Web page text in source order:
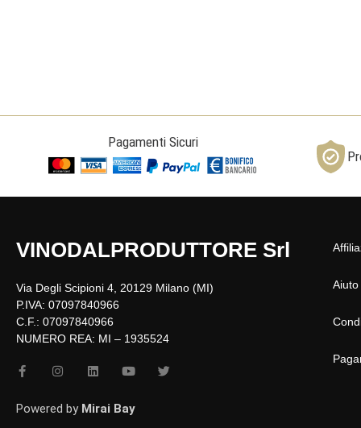
Pagamenti Sicuri
VINODALPRODUTTORE Srl
Via Degli Scipioni 4, 20129 Milano (MI)
P.IVA: 07097840966
C.F.: 07097840966
NUMERO REA: MI – 1935524
F
a
e
b
I
n
t
a
L
i
k
e
Y
t
u
T
Powered by Mirai Bay
Aiuto